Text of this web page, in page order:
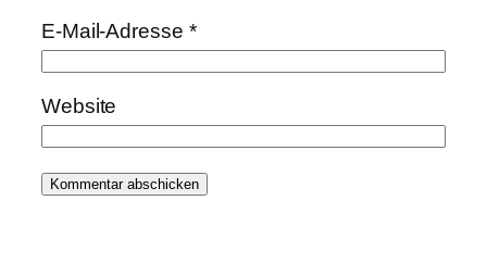
E-Mail-Adresse *
Website